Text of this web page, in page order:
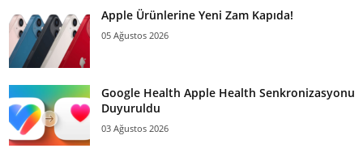
Apple Ürünlerine Yeni Zam Kapıda!
05 Ağustos 2026
Google Health Apple Health Senkronizasyonu
Duyuruldu
03 Ağustos 2026